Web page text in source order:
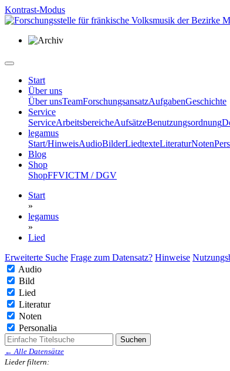
Kontrast-Modus
Start
Über uns
Über unsTeamForschungsansatzAufgabenGeschichte
Service
ServiceArbeitsbereicheAufsätzeBenutzungsordnung
legamus
Start/HinweisAudioBilderLiedtexteLiteraturNoten
Blog
Shop
ShopFFVICTM / DGV
Start
»
legamus
»
Lied
Erweiterte Suche Frage zum Datensatz? Hinweise
Audio
Bild
Lied
Literatur
Noten
Personalia
← Alle Datensätze
Lieder filtern: